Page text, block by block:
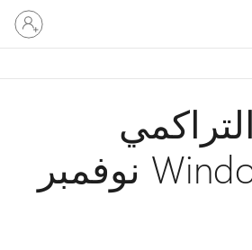
تسجيل
الدخول
إلى
Windows 10: 15 نوفمبر